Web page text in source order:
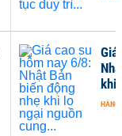
khi
HÀNG